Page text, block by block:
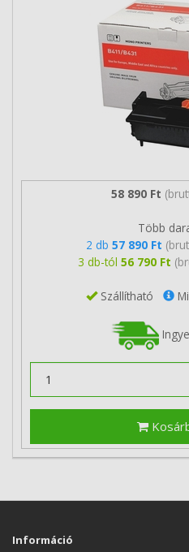
58 890 Ft
Több
2 db 57 890 Ft
3 db-tól 56 790 Ft
Szállítható
Információ